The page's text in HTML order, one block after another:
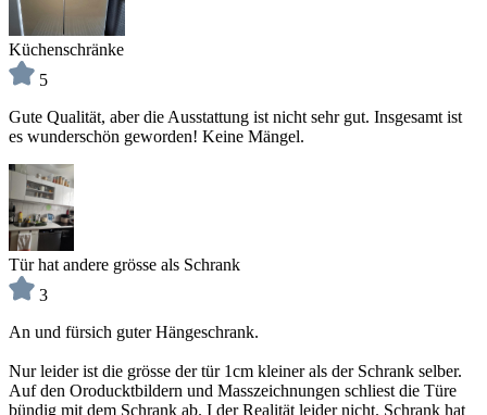
Küchenschränke
5
Gute Qualität, aber die Ausstattung ist nicht sehr gut. Insgesamt ist
es wunderschön geworden! Keine Mängel.
Tür hat andere grösse als Schrank
3
An und fürsich guter Hängeschrank.
Nur leider ist die grösse der tür 1cm kleiner als der Schrank selber.
Auf den Oroducktbildern und Masszeichnungen schliest die Türe
bündig mit dem Schrank ab. I der Realität leider nicht. Schrank hat